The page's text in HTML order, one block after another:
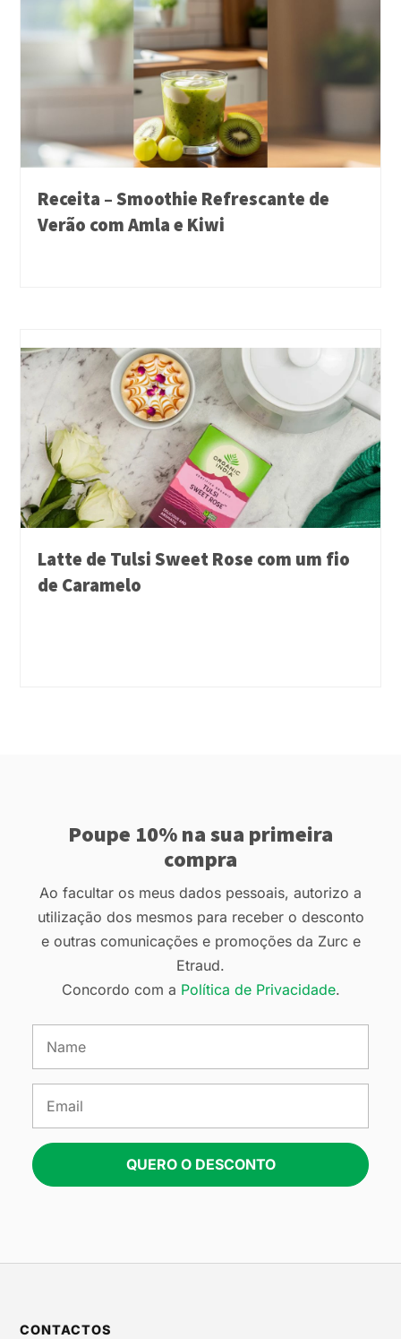
Receita – Smoothie Refrescante de
Verão com Amla e Kiwi
Latte de Tulsi Sweet Rose com um fio
de Caramelo
Poupe 10% na sua primeira
compra
Ao facultar os meus dados pessoais, autorizo a
utilização dos mesmos para receber o desconto
e outras comunicações e promoções da Zurc e
Etraud.
Concordo com a Política de Privacidade.
QUERO O DESCONTO
CONTACTOS